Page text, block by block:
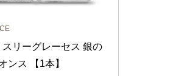
スリーグレーセス 銀の
ンス 【1本】